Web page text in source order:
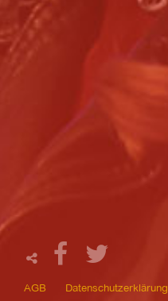
AGB Datenschutzerklärung